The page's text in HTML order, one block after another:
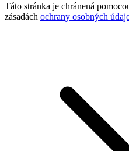
Táto stránka je chránená
zásadách ochrany osobných